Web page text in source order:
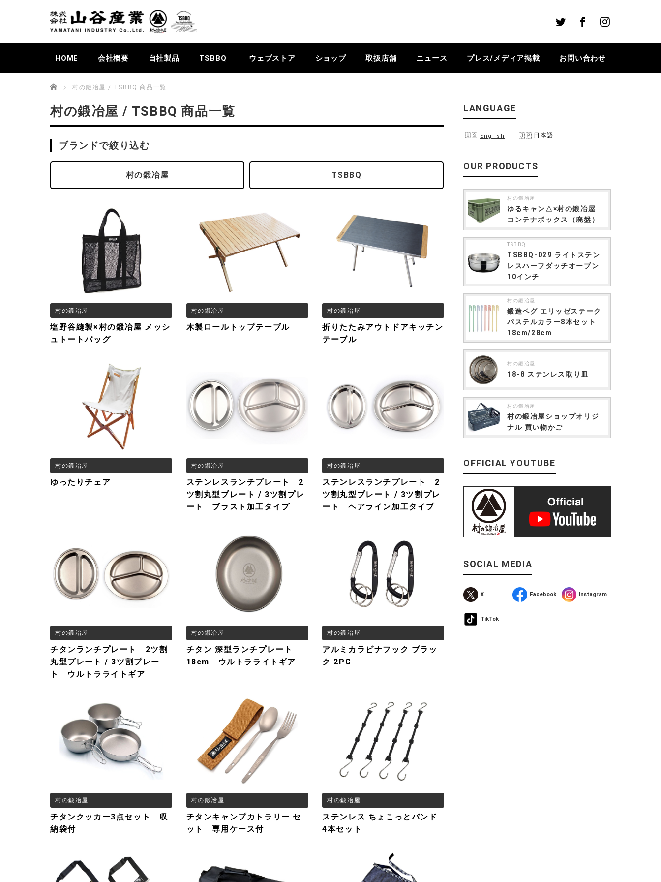
Instagram
HOME 会社概要 自社製品 TSBBQ ウェブストア ショップ 取扱店舗 ニュース プレス/メディア掲載 お問い合わせ
Home 村の鍛冶屋 / TSBBQ 商品一覧
村の鍛冶屋 / TSBBQ 商品一覧
ブランドで絞り込む
村の鍛冶屋 TSBBQ
村の鍛冶屋
塩野谷縫製×村の鍛冶屋 メッシ
ュトートバッグ
村の鍛冶屋
木製ロールトップテーブル
村の鍛冶屋
折りたたみアウトドアキッチン
テーブル
村の鍛冶屋
ゆったりチェア
村の鍛冶屋
ステンレスランチプレート 2
ツ割丸型プレート / 3ツ割プレ
ート ブラスト加工タイプ
村の鍛冶屋
ステンレスランチプレート 2
ツ割丸型プレート / 3ツ割プレ
ート ヘアライン加工タイプ
村の鍛冶屋
チタンランチプレート 2ツ割
丸型プレート / 3ツ割プレー
ト ウルトラライトギア
村の鍛冶屋
チタン 深型ランチプレート
18cm ウルトラライトギア
村の鍛冶屋
アルミカラビナフック ブラッ
ク 2PC
村の鍛冶屋
チタンクッカー3点セット 収
納袋付
村の鍛冶屋
チタンキャンプカトラリー セ
ット 専用ケース付
村の鍛冶屋
ステンレス ちょこっとバンド
4本セット
LANGUAGE
English 日本語
OUR PRODUCTS
村の鍛冶屋
ゆるキャン△×村の鍛冶屋
コンテナボックス（廃盤）
TSBBQ
TSBBQ-029 ライトステン
レスハーフダッチオーブン
10インチ
村の鍛冶屋
鍛造ペグ エリッゼステーク
パステルカラー8本セット
18cm/28cm
村の鍛冶屋
18-8 ステンレス取り皿
村の鍛冶屋
村の鍛冶屋ショップオリジ
ナル 買い物かご
OFFICIAL YOUTUBE
SOCIAL MEDIA
X Facebook Instagram
TikTok